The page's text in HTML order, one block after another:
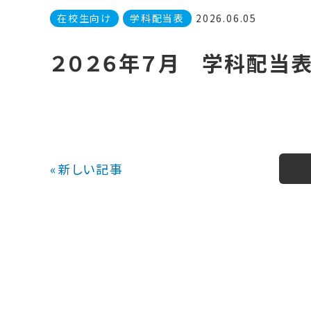
在校生向け 学科配当表 2026.06.05
２０２６年７月 学科配当表
«新しい記事